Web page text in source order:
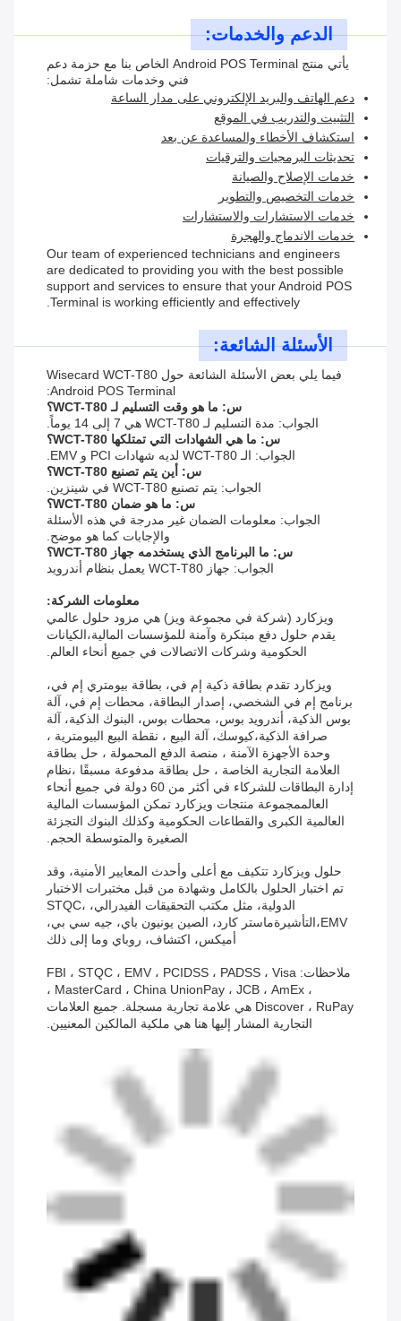
الدعم والخدمات:
يأتي منتج Android POS Terminal الخاص بنا مع حزمة دعم
فني وخدمات شاملة تشمل:
دعم الهاتف والبريد الإلكتروني على مدار الساعة
التثبيت والتدريب في الموقع
استكشاف الأخطاء والمساعدة عن بعد
تحديثات البرمجيات والترقيات
خدمات الإصلاح والصيانة
خدمات التخصيص والتطوير
خدمات الاستشارات والاستشارات
خدمات الاندماج والهجرة
Our team of experienced technicians and engineers
are dedicated to providing you with the best possible
support and services to ensure that your Android POS
Terminal is working efficiently and effectively.
الأسئلة الشائعة:
فيما يلي بعض الأسئلة الشائعة حول Wisecard WCT-T80
Android POS Terminal:
س: ما هو وقت التسليم لـ WCT-T80؟
الجواب: مدة التسليم لـ WCT-T80 هي 7 إلى 14 يوماً.
س: ما هي الشهادات التي تمتلكها WCT-T80؟
الجواب: الـ WCT-T80 لديه شهادات PCI و EMV.
س: أين يتم تصنيع WCT-T80؟
الجواب: يتم تصنيع WCT-T80 في شينزين.
س: ما هو ضمان WCT-T80؟
الجواب: معلومات الضمان غير مدرجة في هذه الأسئلة
والإجابات كما هو موضح.
س: ما البرنامج الذي يستخدمه جهاز WCT-T80؟
الجواب: جهاز WCT-T80 يعمل بنظام أندرويد
معلومات الشركة:
ويزكارد (شركة في مجموعة ويز) هي مزود حلول عالمي
يقدم حلول دفع مبتكرة وآمنة للمؤسسات المالية،الكيانات
الحكومية وشركات الاتصالات في جميع أنحاء العالم.
ويزكارد تقدم بطاقة ذكية إم في، بطاقة بيومتري إم في،
برنامج إم في الشخصي، إصدار البطاقة، محطات إم في، آلة
بوس الذكية، أندرويد بوس، محطات بوس، البنوك الذكية، آلة
صرافة الذكية،كيوسك، آلة البيع ، نقطة البيع البيومترية ،
وحدة الأجهزة الآمنة ، منصة الدفع المحمولة ، حل بطاقة
العلامة التجارية الخاصة ، حل بطاقة مدفوعة مسبقًا ،نظام
إدارة البطاقات للشركاء في أكثر من 60 دولة في جميع أنحاء
العالممجموعة منتجات ويزكارد تمكن المؤسسات المالية
العالمية الكبرى والقطاعات الحكومية وكذلك البنوك التجزئة
الصغيرة والمتوسطة الحجم.
حلول ويزكارد تتكيف مع أعلى وأحدث المعايير الأمنية، وقد
تم اختبار الحلول بالكامل وشهادة من قبل مختبرات الاختبار
الدولية، مثل مكتب التحقيقات الفيدرالي، STQC،
EMV،التأشيرةماستر كارد، الصين يونيون باي، جيه سي بي،
أميكس، اكتشاف، روباي وما إلى ذلك
ملاحظات: FBI ، STQC ، EMV ، PCIDSS ، PADSS ، Visa
، MasterCard ، China UnionPay ، JCB ، AmEx ،
Discover ، RuPay هي علامة تجارية مسجلة. جميع العلامات
التجارية المشار إليها هنا هي ملكية المالكين المعنيين.